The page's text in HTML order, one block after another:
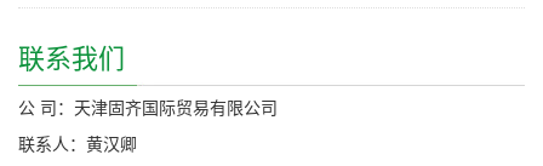
联系我们
公 司：天津固齐国际贸易有限公司
联系人：黄汉卿